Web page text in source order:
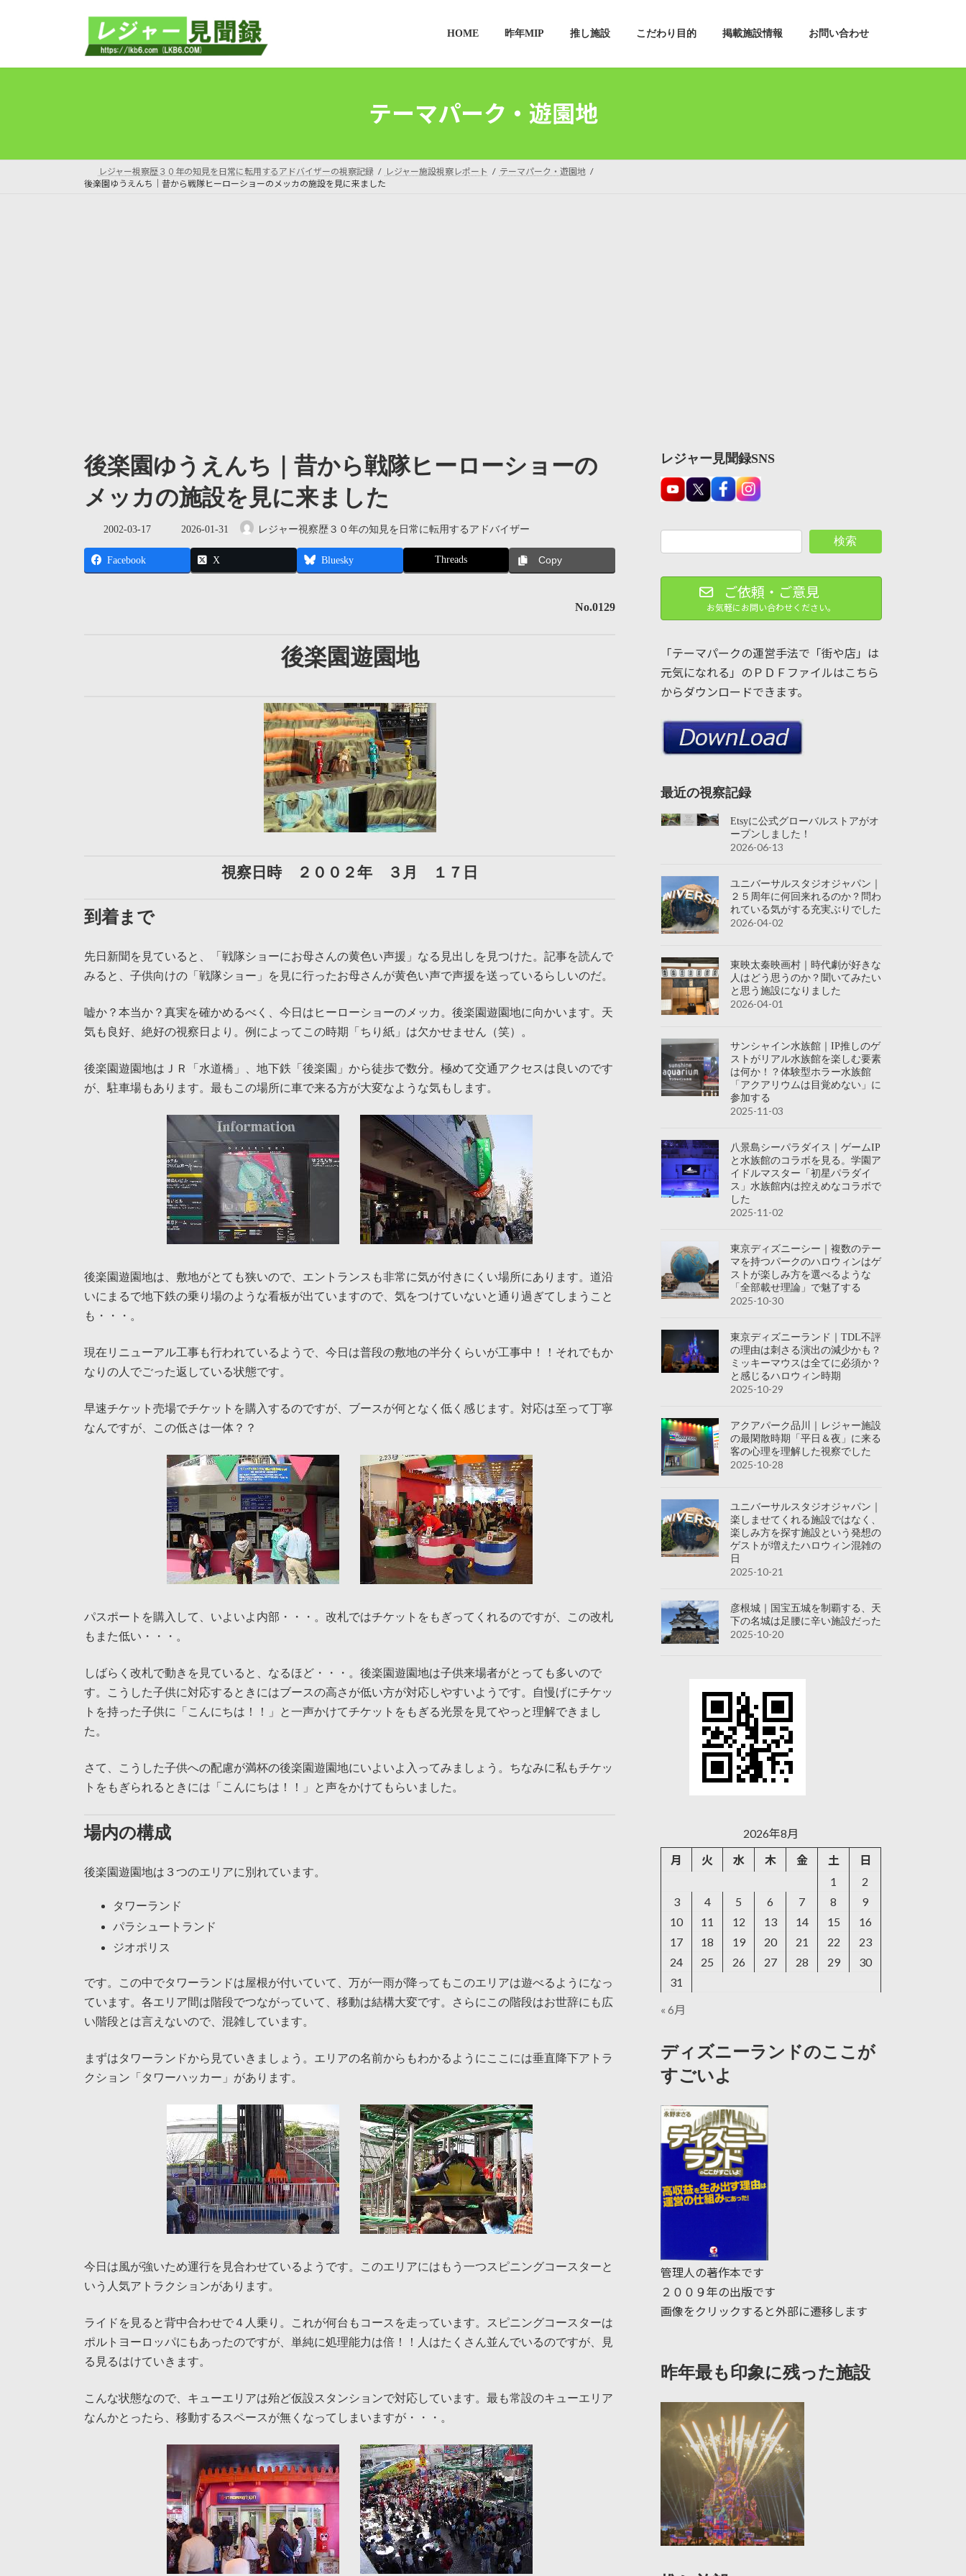
プ
動
HOME 昨年MIP 推し施設 こだわり目的 掲載施設情報 お問い合わせ
テーマパーク・遊園地
レジャー視察歴３０年の知見を日常に転用するアドバイザーの視察記録 レジャー施設視察レポート
テーマパーク・遊園地
後楽園ゆうえんち｜昔から戦隊ヒーローショーのメッカの施設を見に来ました
後楽園ゆうえんち｜昔から戦隊ヒーローショーの
メッカの施設を見に来ました
2002-03-17
最
更
日
2026-01-31 レジャー視察歴３０年の知見を日常に転用するアドバイザー
Facebook X Bluesky Threads Copy
No.0129
後楽園遊園地
視察日時 ２００２年 ３月 １７日
到着まで
先日新聞を見ていると、「戦隊ショーにお母さんの黄色い声援」なる見出しを見つけた。記事を読んで
みると、子供向けの「戦隊ショー」を見に行ったお母さんが黄色い声で声援を送っているらしいのだ。
嘘か？本当か？真実を確かめるべく、今日はヒーローショーのメッカ。後楽園遊園地に向かいます。天
気も良好、絶好の視察日より。例によってこの時期「ちり紙」は欠かせません（笑）。
後楽園遊園地はＪＲ「水道橋」、地下鉄「後楽園」から徒歩で数分。極めて交通アクセスは良いのです
が、駐車場もあります。最もこの場所に車で来る方が大変なような気もします。
後楽園遊園地は、敷地がとても狭いので、エントランスも非常に気が付きにくい場所にあります。道沿
いにまるで地下鉄の乗り場のような看板が出ていますので、気をつけていないと通り過ぎてしまうこと
も・・・。
現在リニューアル工事も行われているようで、今日は普段の敷地の半分くらいが工事中！！それでもか
なりの人でごった返している状態です。
早速チケット売場でチケットを購入するのですが、ブースが何となく低く感じます。対応は至って丁寧
なんですが、この低さは一体？？
パスポートを購入して、いよいよ内部・・・。改札ではチケットをもぎってくれるのですが、この改札
もまた低い・・・。
しばらく改札で動きを見ていると、なるほど・・・。後楽園遊園地は子供来場者がとっても多いので
す。こうした子供に対応するときにはブースの高さが低い方が対応しやすいようです。自慢げにチケッ
トを持った子供に「こんにちは！！」と一声かけてチケットをもぎる光景を見てやっと理解できまし
た。
さて、こうした子供への配慮が満杯の後楽園遊園地にいよいよ入ってみましょう。ちなみに私もチケッ
トをもぎられるときには「こんにちは！！」と声をかけてもらいました。
場内の構成
後楽園遊園地は３つのエリアに別れています。
タワーランド
パラシュートランド
ジオポリス
です。この中でタワーランドは屋根が付いていて、万が一雨が降ってもこのエリアは遊べるようになっ
ています。各エリア間は階段でつながっていて、移動は結構大変です。さらにこの階段はお世辞にも広
い階段とは言えないので、混雑しています。
まずはタワーランドから見ていきましょう。エリアの名前からもわかるようにここには垂直降下アトラ
クション「タワーハッカー」があります。
今日は風が強いため運行を見合わせているようです。このエリアにはもう一つスピニングコースターと
いう人気アトラクションがあります。
ライドを見ると背中合わせで４人乗り。これが何台もコースを走っています。スピニングコースターは
ポルトヨーロッパにもあったのですが、単純に処理能力は倍！！人はたくさん並んでいるのですが、見
る見るはけていきます。
こんな状態なので、キューエリアは殆ど仮設スタンションで対応しています。最も常設のキューエリア
なんかとったら、移動するスペースが無くなってしまいますが・・・。
レジャー見聞録SNS
検索
ご依頼・ご意見
お気軽にお問い合わせください。
「テーマパークの運営手法で「街や店」は
元気になれる」のＰＤＦファイルはこちら
からダウンロードできます。
最近の視察記録
Etsyに公式グローバルストアがオ
ープンしました！
2026-06-13
ユニバーサルスタジオジャパン｜
２５周年に何回来れるのか？問わ
れている気がする充実ぶりでした
2026-04-02
東映太秦映画村｜時代劇が好きな
人はどう思うのか？聞いてみたい
と思う施設になりました
2026-04-01
サンシャイン水族館｜IP推しのゲ
ストがリアル水族館を楽しむ要素
は何か！？体験型ホラー水族館
「アクアリウムは目覚めない」に
参加する
2025-11-03
八景島シーパラダイス｜ゲームIP
と水族館のコラボを見る。学園ア
イドルマスター「初星パラダイ
ス」水族館内は控えめなコラボで
した
2025-11-02
東京ディズニーシー｜複数のテー
マを持つパークのハロウィンはゲ
ストが楽しみ方を選べるような
「全部載せ理論」で魅了する
2025-10-30
東京ディズニーランド｜TDL不評
の理由は刺さる演出の減少かも？
ミッキーマウスは全てに必須か？
と感じるハロウィン時期
2025-10-29
アクアパーク品川｜レジャー施設
の最閑散時期「平日＆夜」に来る
客の心理を理解した視察でした
2025-10-28
ユニバーサルスタジオジャパン｜
楽しませてくれる施設ではなく、
楽しみ方を探す施設という発想の
ゲストが増えたハロウィン混雑の
日
2025-10-21
彦根城｜国宝五城を制覇する、天
下の名城は足腰に辛い施設だった
2025-10-20
2026年8月
月
火 水 木 金 土
日
1
2
3
4 5 6 7 8
9
10
11 12 13 14 15
16
17
18 19 20 21 22
23
24
25 26 27 28 29
30
31
« 6月
ディズニーランドのここが
すごいよ
管理人の著作本です
２００９年の出版です
画像をクリックすると外部に遷移します
昨年最も印象に残った施設